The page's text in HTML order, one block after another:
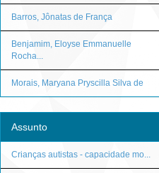
Barros, Jônatas de França
Benjamim, Eloyse Emmanuelle
Rocha...
Morais, Maryana Pryscilla Silva de
Assunto
Crianças autistas - capacidade mo...